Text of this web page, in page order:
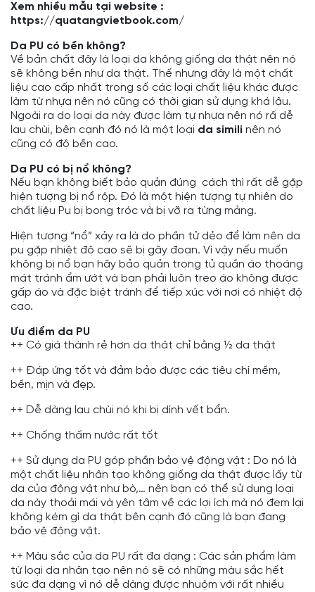
Xem nhiều mẫu tại website :
https://quatangvietbook.com/
Da PU có bền không?
Về bản chất đây là loại da không giống da thật nên nó
sẽ không bền như da thật. Thế nhưng đây là một chất
liệu cao cấp nhất trong số các loại chất liệu khác được
làm từ nhựa nên nó cũng có thời gian sử dụng khá lâu.
Ngoài ra do loại da này được làm tự nhựa nên nó rấ dễ
lau chùi, bên cạnh đó nó là một loại da simili nên nó
cũng có độ bền cao.
Da PU có bị nổ không?
Nếu bạn không biết bảo quản đúng cách thì rất dễ gặp
hiện tượng bị nổ rộp. Đó là một hiện tượng tự nhiên do
chất liệu Pu bị bong tróc và bị vỡ ra từng mảng.
Hiện tượng “nổ” xảy ra là do phần tử dẻo để làm nên da
pu gặp nhiệt độ cao sẽ bị gãy đoạn. Vì vậy nếu muốn
không bị nổ bạn hãy bảo quản trong tủ quần áo thoáng
mát tránh ẩm ướt và bạn phải luôn treo áo không được
gấp áo và đặc biệt tránh để tiếp xúc với nơi có nhiệt độ
cao.
Ưu điểm da PU
++ Có giá thành rẻ hơn da thật chỉ bằng ½ da thật
++ Đáp ứng tốt và đảm bảo được các tiêu chí mềm,
bền, mịn và đẹp.
++ Dễ dàng lau chùi nó khi bị dính vết bẩn.
++ Chống thấm nước rất tốt
++ Sử dụng da PU góp phần bảo vệ động vật : Do nó là
một chất liệu nhân tạo không giống da thật được lấy từ
da của động vật như bò,… nên bạn có thể sử dụng loại
da này thoải mái và yên tâm về các lợi ích mà nó đem lại
không kém gì da thật bên cạnh đó cũng là bạn đang
bảo vệ động vật.
++ Màu sắc của da PU rất đa dạng : Các sản phẩm làm
từ loại da nhân tạo nên nó sẽ có những màu sắc hết
sức đa dạng vì nó dễ dàng được nhuộm với rất nhiều